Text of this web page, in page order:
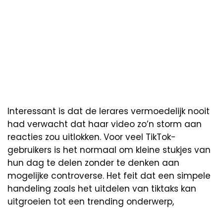
Interessant is dat de lerares vermoedelijk nooit
had verwacht dat haar video zo’n storm aan
reacties zou uitlokken. Voor veel TikTok-
gebruikers is het normaal om kleine stukjes van
hun dag te delen zonder te denken aan
mogelijke controverse. Het feit dat een simpele
handeling zoals het uitdelen van tiktaks kan
uitgroeien tot een trending onderwerp,